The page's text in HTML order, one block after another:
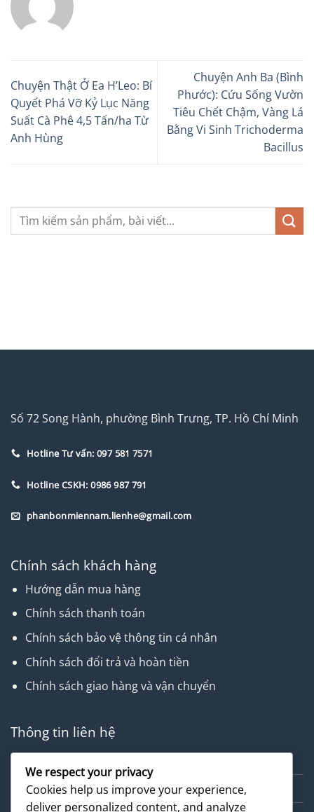
Chuyện Thật Ở Ea H’Leo: Bí
Quyết Phá Vỡ Kỷ Lục Năng
Suất Cà Phê 4,5 Tấn/ha Từ
Anh Hùng
Chuyện Anh Ba (Bình
Phước): Cứu Sống Vườn
Tiêu Chết Chậm, Vàng Lá
Bằng Vi Sinh Trichoderma
Bacillus
Số 72 Song Hành, phường Bình Trưng, TP. Hồ Chí Minh
Hotline Tư vấn: 097 581 7571
Hotline CSKH: 0986 987 791
phanbonmiennam.lienhe@gmail.com
Chính sách khách hàng
Hướng dẫn mua hàng
Chính sách thanh toán
Chính sách bảo vệ thông tin cá nhân
Chính sách đổi trả và hoàn tiền
Chính sách giao hàng và vận chuyển
Thông tin liên hệ
Dịch vụ
We respect your privacy
Cookies help us improve your experience,
deliver personalized content, and analyze